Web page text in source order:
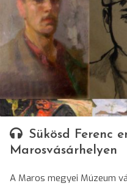
Sükösd Ferenc
Marosvásárhelyen
A Maros megyei Múzeum